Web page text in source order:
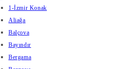
1-İzmir Konak
Aliağa
Balçova
Bayındır
Bergama